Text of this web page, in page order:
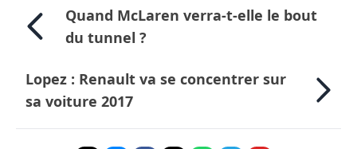
Quand McLaren verra-t-elle le bout
du tunnel ?
Lopez : Renault va se concentrer sur
sa voiture 2017